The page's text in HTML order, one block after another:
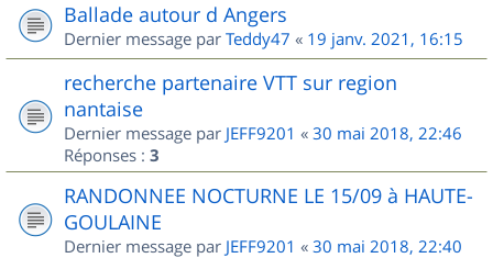
Ballade autour d Angers
Dernier message par Teddy47 « 19 janv. 2021, 16:15
recherche partenaire VTT sur region
nantaise
Dernier message par JEFF9201 « 30 mai 2018, 22:46
Réponses : 3
RANDONNEE NOCTURNE LE 15/09 à HAUTE-
GOULAINE
Dernier message par JEFF9201 « 30 mai 2018, 22:40